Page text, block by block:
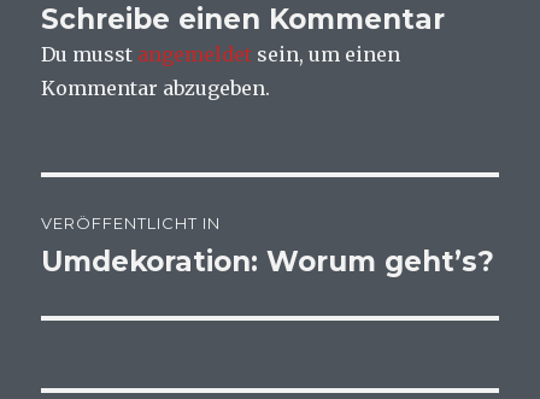
Schreibe einen Kommentar
Du musst angemeldet sein, um einen
Kommentar abzugeben.
VERÖFFENTLICHT IN
Umdekoration: Worum geht’s?